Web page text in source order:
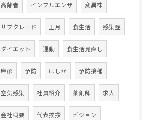
高齢者 インフルエンザ 変異株
サブクレード 正月 食生活 感染症
ダイエット 運動 食生活見直し
麻疹 予防 はしか 予防接種
空気感染 社員紹介 薬剤師 求人
会社概要 代表挨拶 ビジョン